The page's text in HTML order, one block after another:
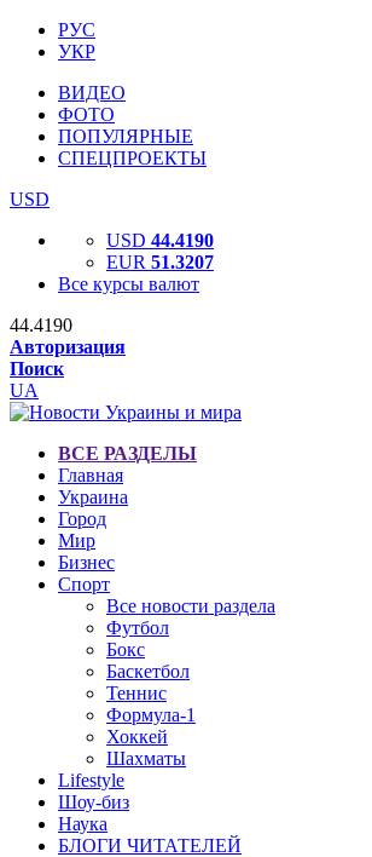
РУС
УКР
ВИДЕО
ФОТО
ПОПУЛЯРНЫЕ
СПЕЦПРОЕКТЫ
USD
USD 44.4190
EUR 51.3207
Все курсы валют
44.4190
Авторизация
Поиск
UA
ВСЕ РАЗДЕЛЫ
Главная
Украина
Город
Мир
Бизнес
Спорт
Все новости раздела
Футбол
Бокс
Баскетбол
Теннис
Формула-1
Хоккей
Шахматы
Lifestyle
Шоу-биз
Наука
БЛОГИ ЧИТАТЕЛЕЙ